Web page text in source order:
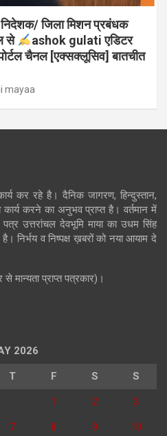
निदेशक/ जिला मिशन प्रबंधक
से
ashok gulati एडिटर
चैनल [एक्सक्लूसिव] बातचीत
mayaa
कर रहे है। दैनिक जागरण, हिन्दुस्तान,
करने का अनुभव प्राप्त है। वर्तमान में
पत्र उत्तरांचल देवभूमि माया का उधम सिंह
निर्भय व निष्पक्ष ख़बरों को नया आयाम दे
मान्यता प्राप्त पत्रकार)।
2026
T F S S
1 2 3
7 8 9 10